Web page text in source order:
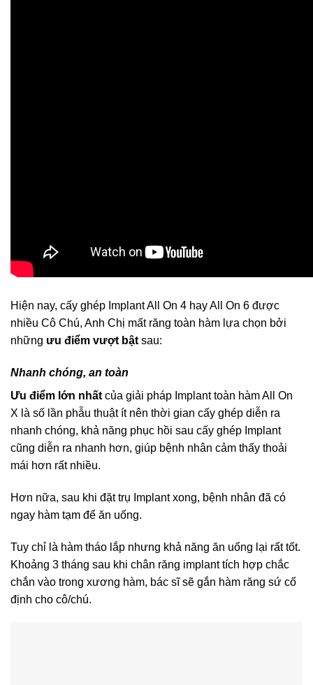
Hiện nay, cấy ghép Implant All On 4 hay All On 6 được
nhiều Cô Chú, Anh Chị mất răng toàn hàm lựa chọn bởi
những ưu điểm vượt bật sau:
Nhanh chóng, an toàn
Ưu điểm lớn nhất của giải pháp Implant toàn hàm All On
X là số lần phẫu thuật ít nên thời gian cấy ghép diễn ra
nhanh chóng, khả năng phục hồi sau cấy ghép Implant
cũng diễn ra nhanh hơn, giúp bệnh nhân cảm thấy thoải
mái hơn rất nhiều.
Hơn nữa, sau khi đặt trụ Implant xong, bệnh nhân đã có
ngay hàm tạm để ăn uống.
Tuy chỉ là hàm tháo lắp nhưng khả năng ăn uống lại rất tốt.
Khoảng 3 tháng sau khi chân răng implant tích hợp chắc
chắn vào trong xương hàm, bác sĩ sẽ gắn hàm răng sứ cố
định cho cô/chú.